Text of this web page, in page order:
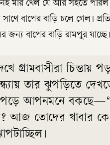
মার খেল যে আর সইতে পারল
বাপের বাড়ি চলে গেল।
বাপের বাড়ি রামপুর যাচ্ছে।
গ্রামবাসীরা চিন্তায়
তার ঝুপড়িতে
পড়ে আপনমনে
আজ তোদের খাবার কে